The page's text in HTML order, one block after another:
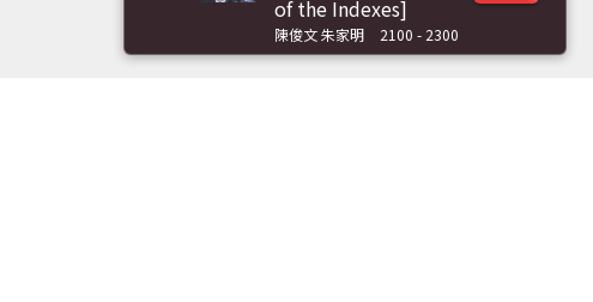
of the Indexes]
陳俊文 朱家明 2100 - 2300